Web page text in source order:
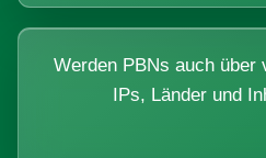
Werden PBNs auch über
IPs, Länder und